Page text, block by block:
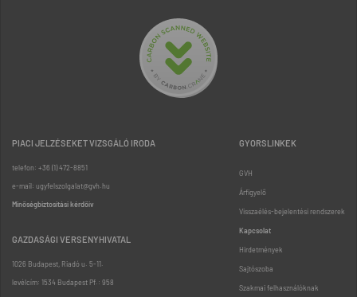
PIACI JELZÉSEKET VIZSGÁLÓ IRODA
telefon: +36 (1) 472-8851
e-mail: ugyfelszolgalat@gvh.hu
Minőségbiztosítási kérdőív
GAZDASÁGI VERSENYHIVATAL
1026 Budapest, Riadó u. 5-11.
levélcím: 1534 Budapest Pf.: 958
GYORSLINKEK
GVH
Árfigyelő
Visszaélés-bejelentési rendszerek
Kapcsolat
Hirdetmények
Sajtószoba
Szakmai felhasználóknak